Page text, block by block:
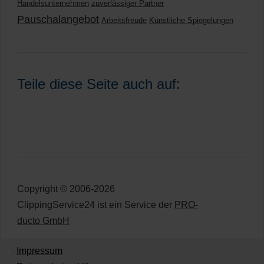
Handelsunternehmen zuverlässiger Partner
Pauschalangebot Arbeitsfreude Künstliche Spiegelungen
Teile diese Seite auch auf:
Copyright © 2006-2026
ClippingService24 ist ein Service der PRO-
ducto GmbH
Impressum